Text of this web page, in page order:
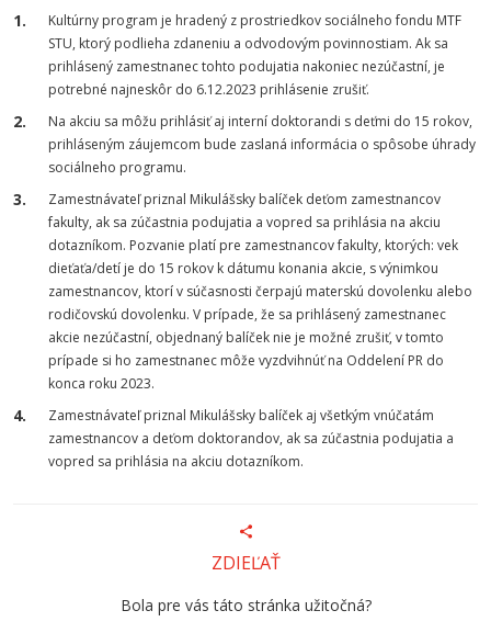
Kultúrny program je hradený z prostriedkov sociálneho fondu MTF
STU, ktorý podlieha zdaneniu a odvodovým povinnostiam. Ak sa
prihlásený zamestnanec tohto podujatia nakoniec nezúčastní, je
potrebné najneskôr do 6.12.2023 prihlásenie zrušiť.
Na akciu sa môžu prihlásiť aj interní doktorandi s deťmi do 15 rokov,
prihláseným záujemcom bude zaslaná informácia o spôsobe úhrady
sociálneho programu.
Zamestnávateľ priznal Mikulášsky balíček deťom zamestnancov
fakulty, ak sa zúčastnia podujatia a vopred sa prihlásia na akciu
dotazníkom. Pozvanie platí pre zamestnancov fakulty, ktorých: vek
dieťaťa/detí je do 15 rokov k dátumu konania akcie, s výnimkou
zamestnancov, ktorí v súčasnosti čerpajú materskú dovolenku alebo
rodičovskú dovolenku. V prípade, že sa prihlásený zamestnanec
akcie nezúčastní, objednaný balíček nie je možné zrušiť, v tomto
prípade si ho zamestnanec môže vyzdvihnúť na Oddelení PR do
konca roku 2023.
Zamestnávateľ priznal Mikulášsky balíček aj všetkým vnúčatám
zamestnancov a deťom doktorandov, ak sa zúčastnia podujatia a
vopred sa prihlásia na akciu dotazníkom.
ZDIEĽAŤ
Bola pre vás táto stránka užitočná?